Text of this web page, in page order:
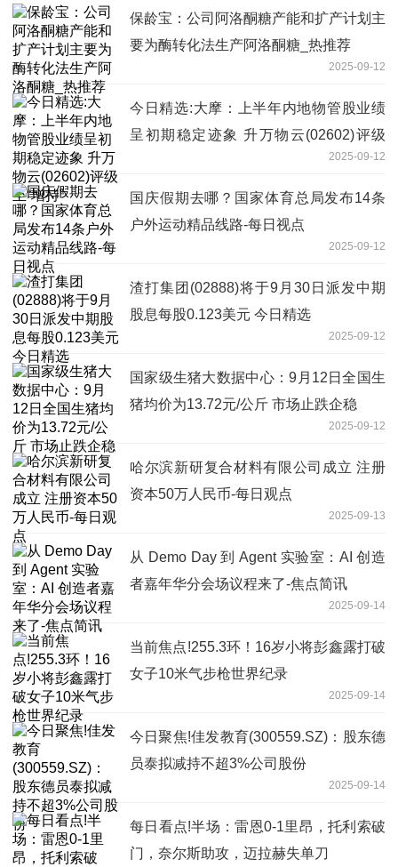
保龄宝：公司阿洛酮糖产能和扩产计划主
要为酶转化法生产阿洛酮糖_热推荐
2025-09-12
今日精选:大摩：上半年内地物管股业绩
呈初期稳定迹象 升万物云(02602)评级
2025-09-12
国庆假期去哪？国家体育总局发布14条
户外运动精品线路-每日视点
2025-09-12
渣打集团(02888)将于9月30日派发中期
股息每股0.123美元 今日精选
2025-09-12
国家级生猪大数据中心：9月12日全国生
猪均价为13.72元/公斤 市场止跌企稳
2025-09-12
哈尔滨新研复合材料有限公司成立 注册
资本50万人民币-每日观点
2025-09-13
从 Demo Day 到 Agent 实验室：AI 创造
者嘉年华分会场议程来了-焦点简讯
2025-09-14
当前焦点!255.3环！16岁小将彭鑫露打破
女子10米气步枪世界纪录
2025-09-14
今日聚焦!佳发教育(300559.SZ)：股东德
员泰拟减持不超3%公司股份
2025-09-14
每日看点!半场：雷恩0-1里昂，托利索破
门，奈尔斯助攻，迈拉赫失单刀